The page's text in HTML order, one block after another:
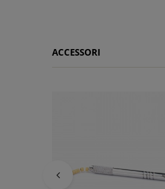
ACCESSORI